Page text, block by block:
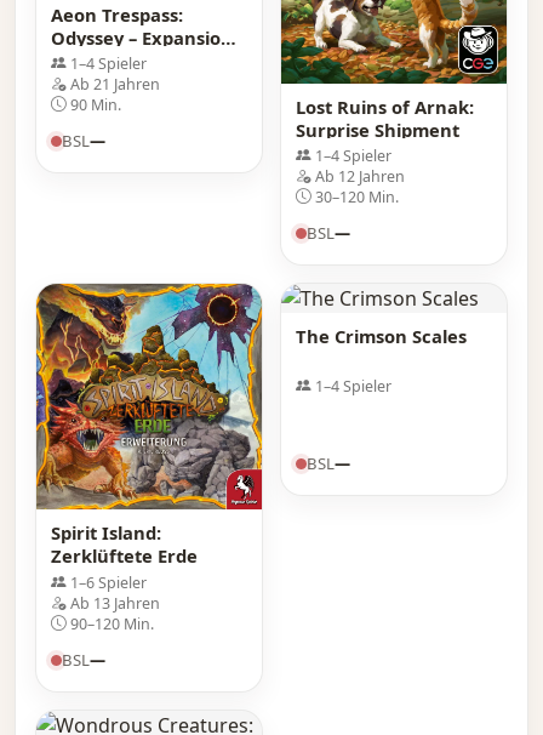
Aeon Trespass:
Odyssey – Expansions
Box1–4 Spieler
Ab 21 Jahren
90 Min.
BSL—
Lost Ruins of Arnak:
Surprise Shipment
1–4 Spieler
Ab 12 Jahren
30–120 Min.
BSL—
Spirit Island:
Zerklüftete Erde
1–6 Spieler
Ab 13 Jahren
90–120 Min.
BSL —
The Crimson Scales
1–4 Spieler
BSL —